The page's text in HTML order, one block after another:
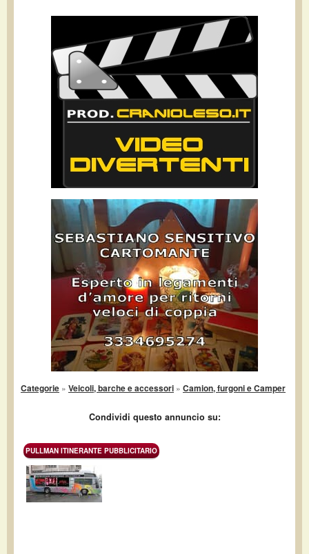
Categorie » Veicoli, barche e accessori » Camion, furgoni e Camper
Condividi questo annuncio su:
PULLMAN ITINERANTE PUBBLICITARIO